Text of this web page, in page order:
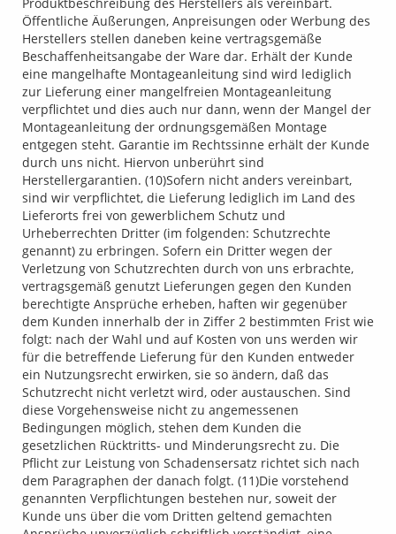
Produktbeschreibung des Herstellers als vereinbart.
Öffentliche Äußerungen, Anpreisungen oder Werbung des
Herstellers stellen daneben keine vertragsgemäße
Beschaffenheitsangabe der Ware dar. Erhält der Kunde
eine mangelhafte Montageanleitung sind wird lediglich
zur Lieferung einer mangelfreien Montageanleitung
verpflichtet und dies auch nur dann, wenn der Mangel der
Montageanleitung der ordnungsgemäßen Montage
entgegen steht. Garantie im Rechtssinne erhält der Kunde
durch uns nicht. Hiervon unberührt sind
Herstellergarantien. (10)Sofern nicht anders vereinbart,
sind wir verpflichtet, die Lieferung lediglich im Land des
Lieferorts frei von gewerblichem Schutz und
Urheberrechten Dritter (im folgenden: Schutzrechte
genannt) zu erbringen. Sofern ein Dritter wegen der
Verletzung von Schutzrechten durch von uns erbrachte,
vertragsgemäß genutzt Lieferungen gegen den Kunden
berechtigte Ansprüche erheben, haften wir gegenüber
dem Kunden innerhalb der in Ziffer 2 bestimmten Frist wie
folgt: nach der Wahl und auf Kosten von uns werden wir
für die betreffende Lieferung für den Kunden entweder
ein Nutzungsrecht erwirken, sie so ändern, daß das
Schutzrecht nicht verletzt wird, oder austauschen. Sind
diese Vorgehensweise nicht zu angemessenen
Bedingungen möglich, stehen dem Kunden die
gesetzlichen Rücktritts- und Minderungsrecht zu. Die
Pflicht zur Leistung von Schadensersatz richtet sich nach
dem Paragraphen der danach folgt. (11)Die vorstehend
genannten Verpflichtungen bestehen nur, soweit der
Kunde uns über die vom Dritten geltend gemachten